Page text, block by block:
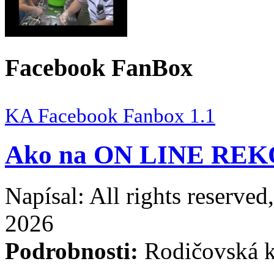
Facebook FanBox
KA Facebook Fanbox 1.1
Ako na ON LINE
Napísal: All rights
2026
Podrobnosti: Rodičovská